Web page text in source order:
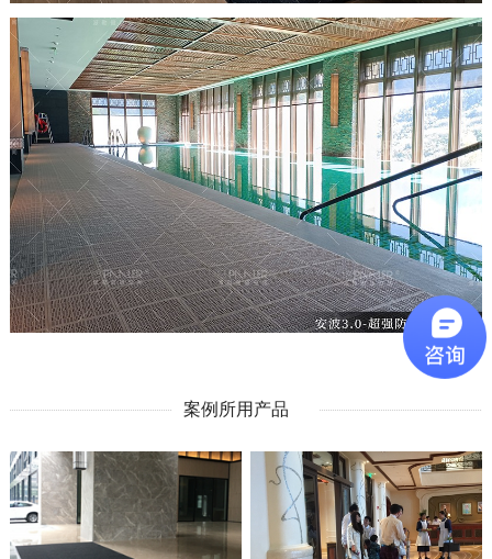
案例所用产品